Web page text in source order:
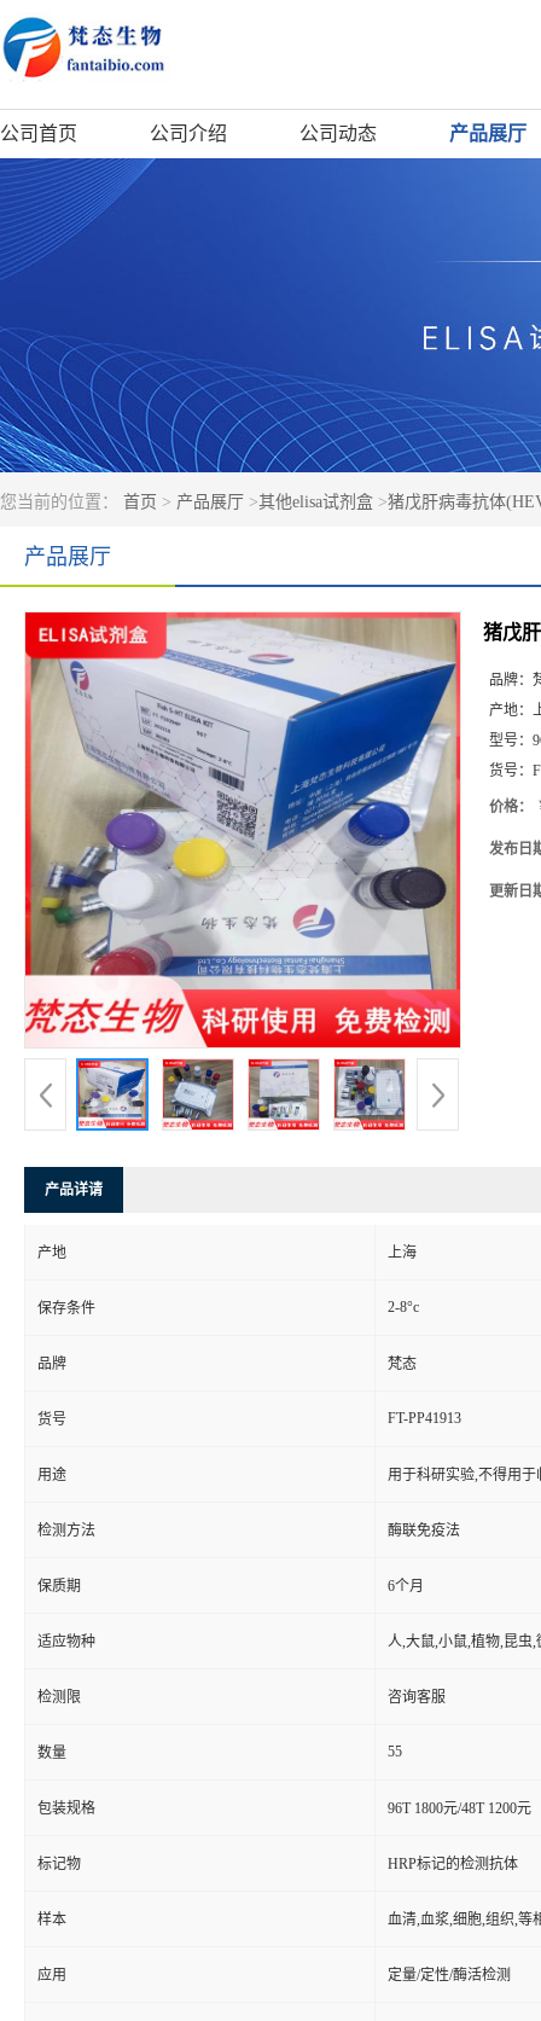
公司首页 公司介绍 公司动态 产品展厅
您当前的位置： 首页 > 产品展厅 >其他elisa试剂盒 >猪戊肝病毒抗体
产品展厅
猪戊
品牌：
产地：
型号：
货号：
价格：
发布日
更新日
产品详请
产地 上海
保存条件 2-8°c
品牌 梵态
货号 FT-PP41913
用途 用于科研实验,不得用于
检测方法 酶联免疫法
保质期 6个月
适应物种 人,大鼠,小鼠,植物,昆虫,
检测限 咨询客服
数量 55
包装规格 96T 1800元/48T 1200元
标记物 HRP标记的检测抗体
样本 血清,血浆,细胞,组织,等
应用 定量/定性/酶活检测